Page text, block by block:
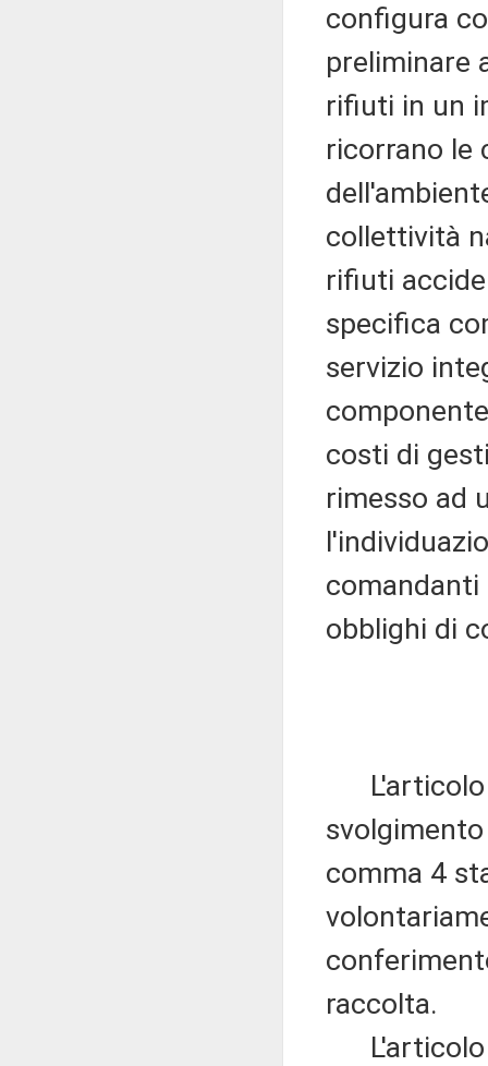
configura
preliminare
rifiuti in un
ricorrano le
collettività
rifiuti
specifica
servizio
costi di
rimesso ad
obblighi di
L'articolo
comma 4
raccolta.
L'articolo